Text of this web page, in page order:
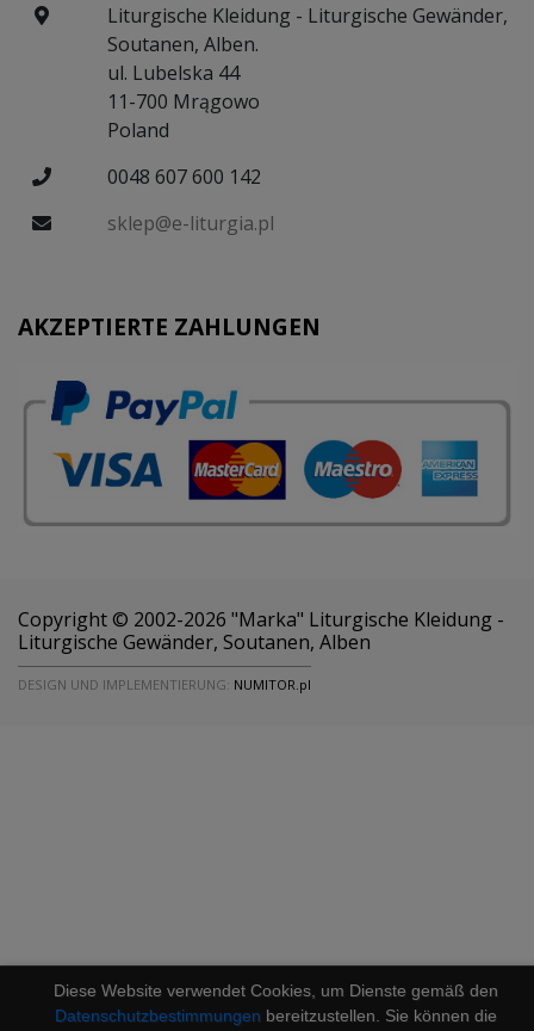
Liturgische Kleidung - Liturgische Gewänder,
Soutanen, Alben.
ul. Lubelska 44
11-700 Mrągowo
Poland
0048 607 600 142
sklep@e-liturgia.pl
AKZEPTIERTE ZAHLUNGEN
Copyright © 2002-2026 "Marka" Liturgische Kleidung -
Liturgische Gewänder, Soutanen, Alben
DESIGN UND IMPLEMENTIERUNG: NUMITOR.pl
Diese Website verwendet Cookies, um Dienste gemäß den
Datenschutzbestimmungen bereitzustellen. Sie können die